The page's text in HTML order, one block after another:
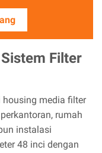
Filter
housing media filter
rumah
instalasi
48 inci dengan